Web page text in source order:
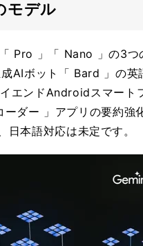
モデル
Pro 」「 Nano 」の3つ
AIボット「 Bard 」の英
エンドAndroidスマート
ダー 」アプリの要約強
日本語対応は未定です。